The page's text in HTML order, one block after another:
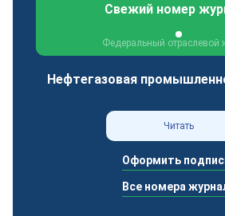
Свежий номер
Федеральный отраслевой
Нефтегазовая
Читать
Оформить
Все номера